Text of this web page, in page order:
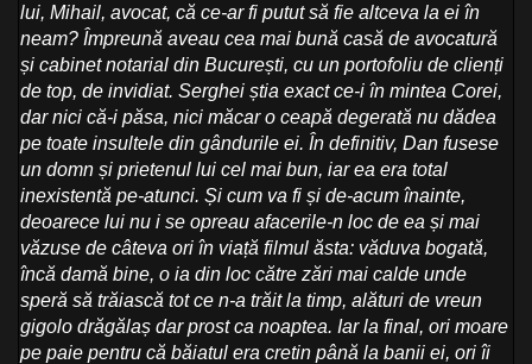
lui, Mihail, avocat, că ce-ar fi putut să fie altceva la ei în
neam? Împreună aveau cea mai bună casă de avocatură
și cabinet notarial din București, cu un portofoliu de clienți
de top, de invidiat. Serghei știa exact ce-i în mintea Corei,
dar nici că-i păsa, nici măcar o ceapă degerată nu dădea
pe toate insultele din gândurile ei. În definitiv, Dan fusese
un domn și prietenul lui cel mai bun, iar ea era total
inexistentă pe-atunci. Și cum va fi și de-acum înainte,
deoarece lui nu i se opreau afacerile-n loc de ea și mai
văzuse de câteva ori în viață filmul ăsta: văduva bogată,
încă damă bine, o ia din loc către zări mai calde unde
speră să trăiască tot ce n-a trăit la timp, alături de vreun
gigolo drăgălaș dar prost ca noaptea. Iar la final, ori moare
pe paie pentru că băiatul era cretin până la banii ei, ori îi